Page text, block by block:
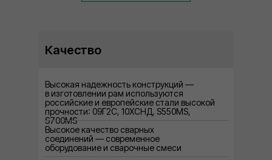
Качество
Высокая надежность конструкций —
в изготовлении рам используются
российские и европейские стали высокой
прочности: 09Г2С, 10XСНД, S550MS,
S700MS
Высокое качество сварных
соединений — современное
оборудование и сварочные смеси